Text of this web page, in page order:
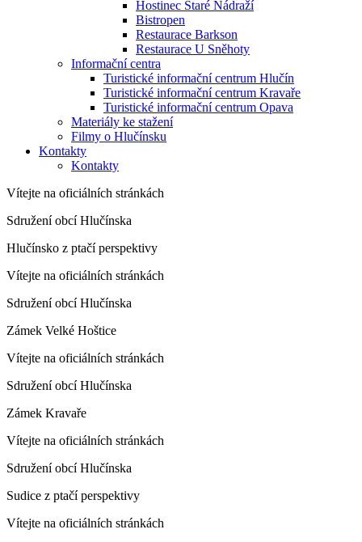
Hostinec Staré Nádraží
Bistropen
Restaurace Barkson
Restaurace U Sněhoty
Informační centra
Turistické informační centrum Hlučín
Turistické informační centrum Kravaře
Turistické informační centrum Opava
Materiály ke stažení
Filmy o Hlučínsku
Kontakty
Kontakty
Vítejte na oficiálních stránkách
Sdružení obcí Hlučínska
Hlučínsko z ptačí perspektivy
Vítejte na oficiálních stránkách
Sdružení obcí Hlučínska
Zámek Velké Hoštice
Vítejte na oficiálních stránkách
Sdružení obcí Hlučínska
Zámek Kravaře
Vítejte na oficiálních stránkách
Sdružení obcí Hlučínska
Sudice z ptačí perspektivy
Vítejte na oficiálních stránkách